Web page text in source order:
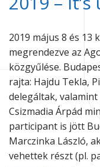
2019 május 8 és
megrendezve az
közgyűlése.
rajta: Hajdu Tekla,
delegáltak,
Csizmadia Árpád
participant is jött
Marczinka László,
vehettek részt (pl.